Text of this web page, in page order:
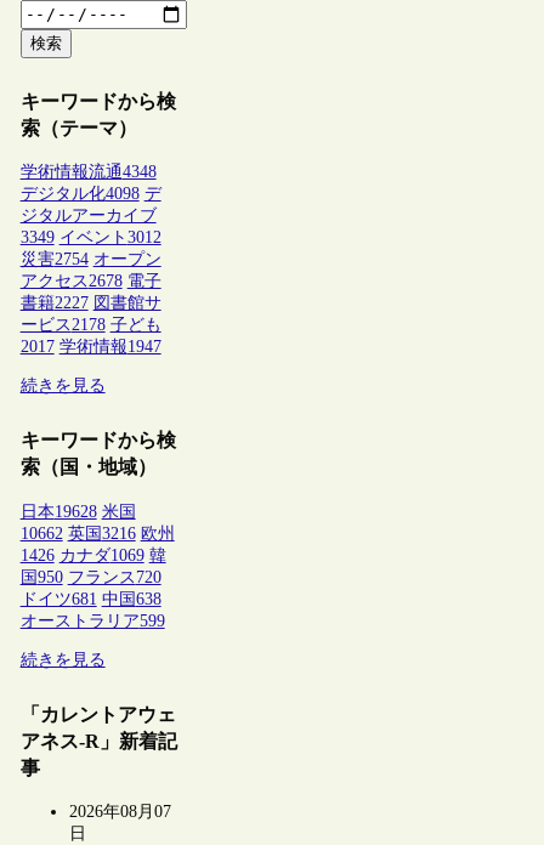
検索
キーワードから検
索（テーマ）
学術情報流通4348
デジタル化4098 デ
ジタルアーカイブ
3349 イベント 3012
災害2754 オープン
アクセス2678 電子
書籍2227 図書館サ
ービス2178 子ども
2017 学術情報1947
続きを見る
キーワードから検
索（国・地域）
日本19628 米国
10662 英国 3216 欧州
1426 カナダ1069 韓
国 950 フランス 720
ドイツ681 中国 638
オーストラリア599
続きを見る
「カレントアウェ
アネス-R」新着記
事
2026年08月07
日